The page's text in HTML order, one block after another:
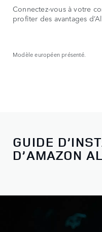
Connectez-vous à votre
profiter des avantages
Modèle européen présenté.
GUIDE
D’AMAZON